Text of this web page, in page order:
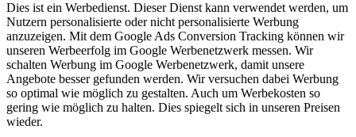
Dies ist ein Werbedienst. Dieser Dienst kann verwendet werden, um
Nutzern personalisierte oder nicht personalisierte Werbung
anzuzeigen. Mit dem Google Ads Conversion Tracking können wir
unseren Werbeerfolg im Google Werbenetzwerk messen. Wir
schalten Werbung im Google Werbenetzwerk, damit unsere
Angebote besser gefunden werden. Wir versuchen dabei Werbung
so optimal wie möglich zu gestalten. Auch um Werbekosten so
gering wie möglich zu halten. Dies spiegelt sich in unseren Preisen
wieder.